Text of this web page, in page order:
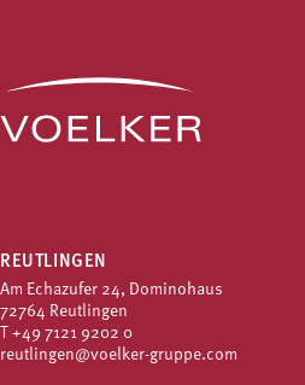
REUTLINGEN
Am Echazufer 24, Dominohaus
72764 Reutlingen
T +49 7121 9202 0
reutlingen@voelker-gruppe.com